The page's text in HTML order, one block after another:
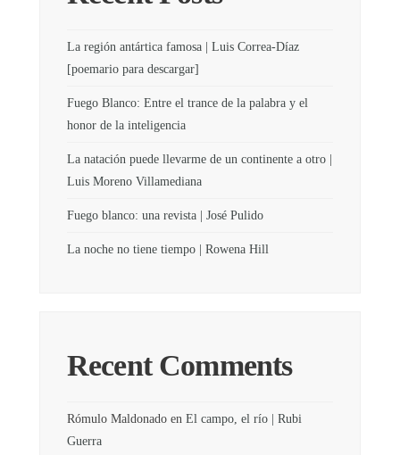
La región antártica famosa | Luis Correa-Díaz
[poemario para descargar]
Fuego Blanco: Entre el trance de la palabra y el
honor de la inteligencia
La natación puede llevarme de un continente a otro |
Luis Moreno Villamediana
Fuego blanco: una revista | José Pulido
La noche no tiene tiempo | Rowena Hill
Recent Comments
Rómulo Maldonado en El campo, el río | Rubi
Guerra